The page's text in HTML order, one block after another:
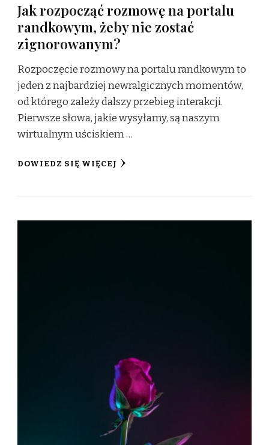
Jak rozpocząć rozmowę na portalu
randkowym, żeby nie zostać
zignorowanym?
Rozpoczęcie rozmowy na portalu randkowym to
jeden z najbardziej newralgicznych momentów,
od którego zależy dalszy przebieg interakcji.
Pierwsze słowa, jakie wysyłamy, są naszym
wirtualnym uściskiem …
DOWIEDZ SIĘ WIĘCEJ